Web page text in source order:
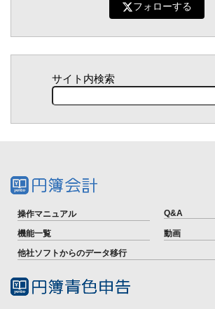
フォローする
サイト内検索
操作マニュアル Q&A
機能一覧
動画
他社ソフトからのデータ移行